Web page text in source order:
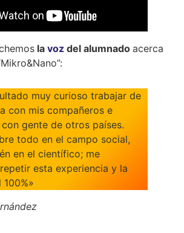
la voz del alumnado acerca
muy curioso trabajar de
con mis compañeros e
gente de otros países.
todo en el campo social,
en el científico; me
esta experiencia y la